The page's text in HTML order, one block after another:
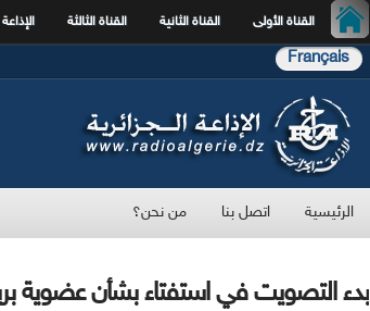
القناة الأولى القناة الثانية القناة الثالثة
Français
الرئيسية اتصل بنا من نحن؟
بدء التصويت في استفتاء بشأن عضوية